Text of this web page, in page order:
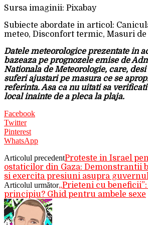
Sursa imaginii: Pixabay
Subiecte abordate in articol:
meteo, Disconfort termic, Masuri
Datele meteorologice prezentate in
bazeaza pe prognozele emise de
Nationala de Meteorologie, care,
suferi ajustari pe masura ce se
referinta. Asa ca nu uitati sa
local inainte de a pleca la plaja.
Facebook
Twitter
Pinterest
WhatsApp
Articolul precedentProteste in Israel
ostaticilor din Gaza: Demonstrantii
si exercita presiuni asupra
Articolul următor„Prieteni cu beneficii”:
principiu? Ghid pentru ambele sexe